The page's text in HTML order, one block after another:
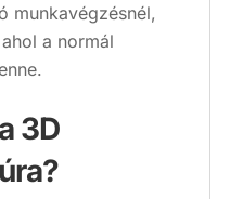
munkavégzésnél,
a normál
3D